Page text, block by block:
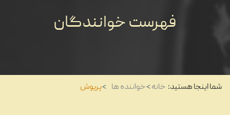
فهرست خوانندگان
شما اینجا هستید: خانه خواننده ها پریوش